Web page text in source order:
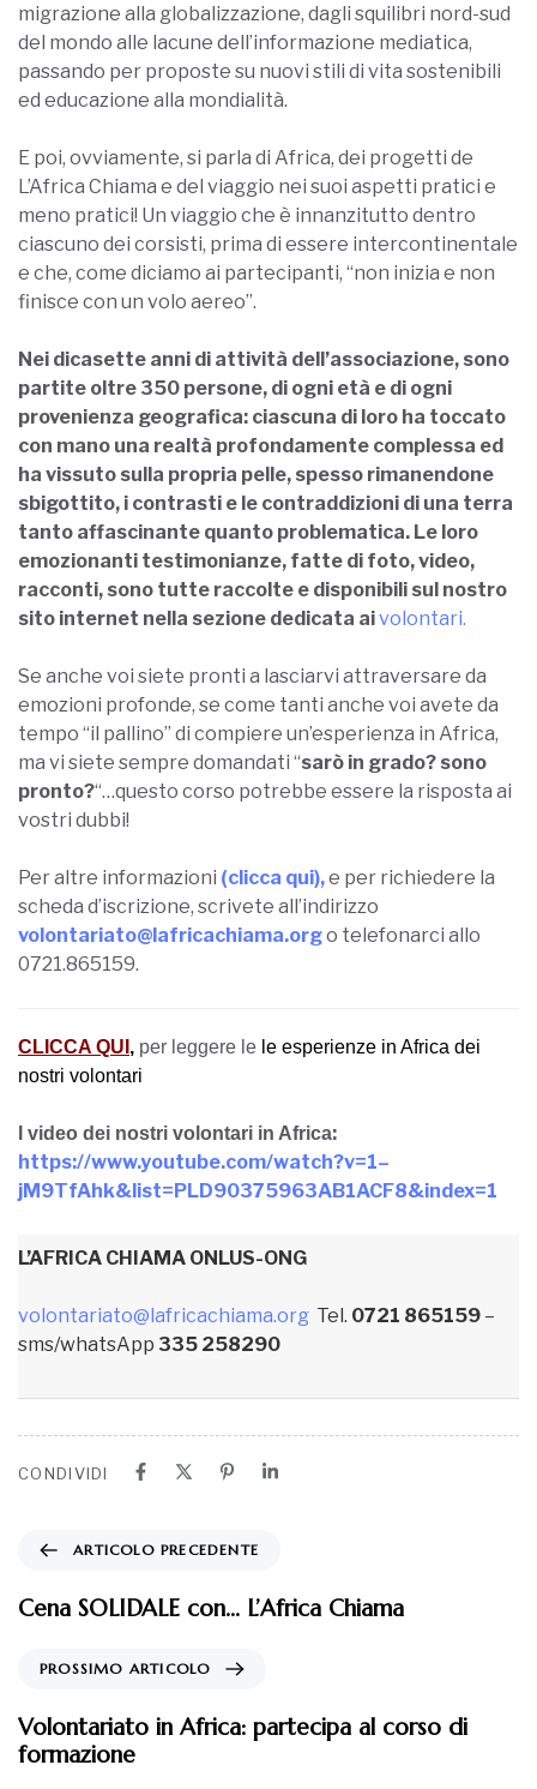
migrazione alla globalizzazione, dagli squilibri nord-sud
del mondo alle lacune dell’informazione mediatica,
passando per proposte su nuovi stili di vita sostenibili
ed educazione alla mondialità.
E poi, ovviamente, si parla di Africa, dei progetti de
L’Africa Chiama e del viaggio nei suoi aspetti pratici e
meno pratici! Un viaggio che è innanzitutto dentro
ciascuno dei corsisti, prima di essere intercontinentale
e che, come diciamo ai partecipanti, “non inizia e non
finisce con un volo aereo”.
Nei dicasette anni di attività dell’associazione, sono
partite oltre 350 persone, di ogni età e di ogni
provenienza geografica: ciascuna di loro ha toccato
con mano una realtà profondamente complessa ed
ha vissuto sulla propria pelle, spesso rimanendone
sbigottito, i contrasti e le contraddizioni di una terra
tanto affascinante quanto problematica. Le loro
emozionanti testimonianze, fatte di foto, video,
racconti, sono tutte raccolte e disponibili sul nostro
sito internet nella sezione dedicata aivolontari.
Se anche voi siete pronti a lasciarvi attraversare da
emozioni profonde, se come tanti anche voi avete da
tempo “il pallino” di compiere un’esperienza in Africa,
ma vi siete sempre domandati “sarò in grado? sono
pronto?“…questo corso potrebbe essere la risposta ai
vostri dubbi!
Per altre informazioni (clicca qui),e per richiedere la
scheda d’iscrizione, scrivete all’indirizzo
volontariato@lafricachiama.orgo telefonarci allo
0721.865159.
CLICCA QUI , per leggere le le esperienze in Africa dei
nostri volontari
I video dei nostri volontari in Africa:
https://www.youtube.com/watch?v=1–
jM9TfAhk&list=PLD90375963AB1ACF8&index=1
L’AFRICA CHIAMA ONLUS-ONG
volontariato@lafricachiama.org Tel. 0721 865159 –
sms/whatsApp 335 258290
CONDIVIDI
ARTICOLO PRECEDENTE
Cena SOLIDALE con… L’Africa Chiama
PROSSIMO ARTICOLO
Volontariato in Africa: partecipa al corso di
formazione